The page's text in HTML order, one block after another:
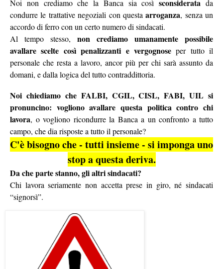
Noi non crediamo che la Banca sia cosìsconsiderata da
condurre le trattative negoziali con questaarroganza, senza un
accordo di ferro con un certo numero di sindacati.
Al tempo stesso, non crediamo umanamente possibile
avallare scelte così penalizzanti e vergognoseper tutto il
personale che resta a lavoro, ancor più per chi sarà assunto da
domani, e dalla logica del tutto contraddittoria.
Noi chiediamo che FALBI, CGIL, CISL, FABI, UIL si
pronuncino: vogliono avallare questa politica contro chi
lavora, o vogliono ricondurre la Banca a un confronto a tutto
campo, che dia risposte a tutto il personale?
C'è bisogno che - tutti insieme - si imponga uno
stop a questa deriva.
Da che parte stanno, gli altri sindacati?
Chi lavora seriamente non accetta prese in giro, né sindacati
“signorsì”.